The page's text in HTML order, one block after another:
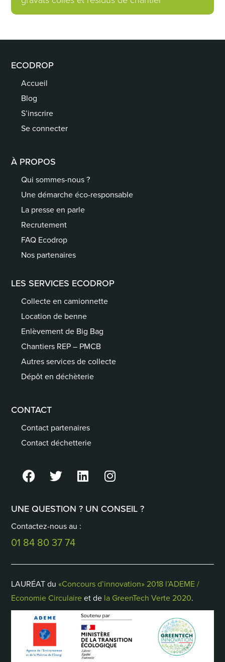
ECODROP
Accueil
Blog
S’inscrire
Se connecter
À PROPOS
Qui sommes-nous ?
Une démarche éco-responsable
La presse en parle
Recrutement
FAQ Ecodrop
Nos partenaires
LES SERVICES ECODROP
Collecte en camionnette
Location de benne
Enlèvement de Big Bag
Chantiers REP – PMCB
Autres services de collecte
Dépôt en déchèterie
CONTACT
Contact partenaires
Contact déchetterie
UNE QUESTION ? UN CONSEIL ?
Contactez-nous au :
01 84 80 37 74
LAURÉAT du«Concours d’innovation» 2018 l’ADEME /
Economie Circulaireet de la GreenTech Verte 2020.